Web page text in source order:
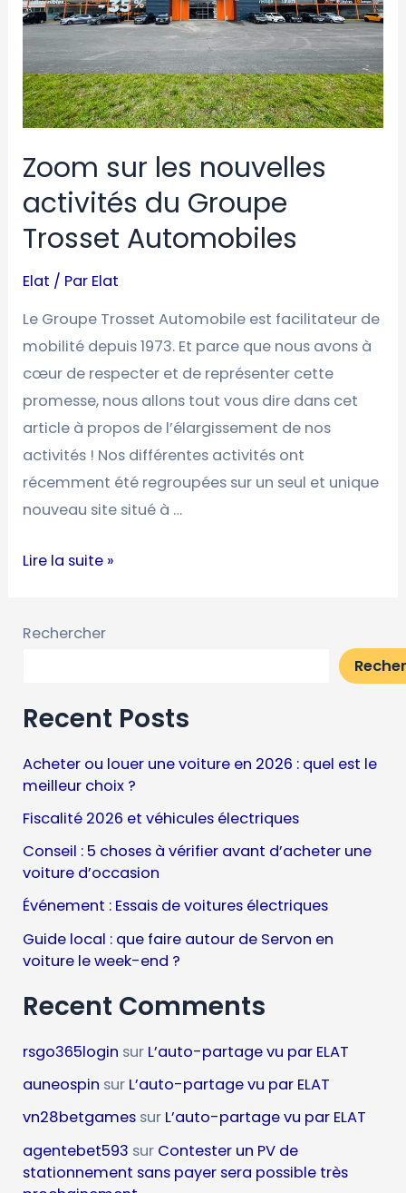
Zoom sur les nouvelles
activités du Groupe
Trosset Automobiles
Elat / Par Elat
Le Groupe Trosset Automobile est facilitateur de
mobilité depuis 1973. Et parce que nous avons à
cœur de respecter et de représenter cette
promesse, nous allons tout vous dire dans cet
article à propos de l’élargissement de nos
activités ! Nos différentes activités ont
récemment été regroupées sur un seul et unique
nouveau site situé à …
Groupe
Automobiles
Lire la suite »
Rechercher
Recent Posts
Acheter ou louer une voiture en 2026 : quel est le
meilleur choix ?
Fiscalité 2026 et véhicules électriques
Conseil : 5 choses à vérifier avant d’acheter une
voiture d’occasion
Événement : Essais de voitures électriques
Guide local : que faire autour de Servon en
voiture le week-end ?
Recent Comments
rsgo365login sur L’auto-partage vu par ELAT
auneospin sur L’auto-partage vu par ELAT
vn28betgames sur L’auto-partage vu par ELAT
agentebet593 sur Contester un PV de
stationnement sans payer sera possible très